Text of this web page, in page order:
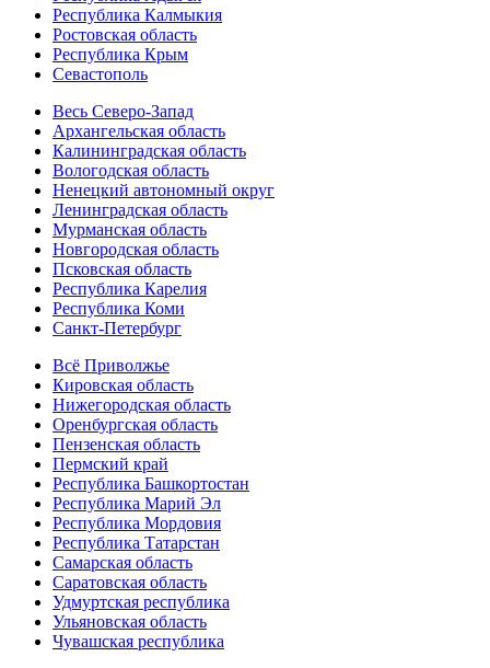
Республика Калмыкия
Ростовская область
Республика Крым
Севастополь
Весь Северо-Запад
Архангельская область
Калининградская область
Вологодская область
Ненецкий автономный округ
Ленинградская область
Мурманская область
Новгородская область
Псковская область
Республика Карелия
Республика Коми
Санкт-Петербург
Всё Приволжье
Кировская область
Нижегородская область
Оренбургская область
Пензенская область
Пермский край
Республика Башкортостан
Республика Марий Эл
Республика Мордовия
Республика Татарстан
Самарская область
Саратовская область
Удмуртская республика
Ульяновская область
Чувашская республика